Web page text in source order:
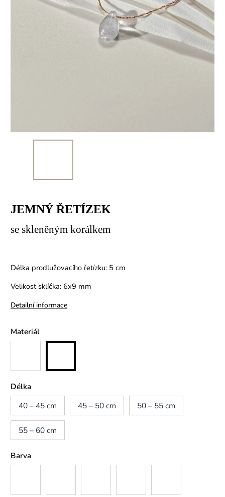
JEMNÝ ŘETÍZEK
se skleněným korálkem
Délka prodlužovacího řetízku: 5 cm
Velikost sklíčka: 6x9 mm
Detailní informace
Materiál
Délka
40 – 45 cm
45 – 50 cm 50 – 55 cm
55 – 60 cm
Barva